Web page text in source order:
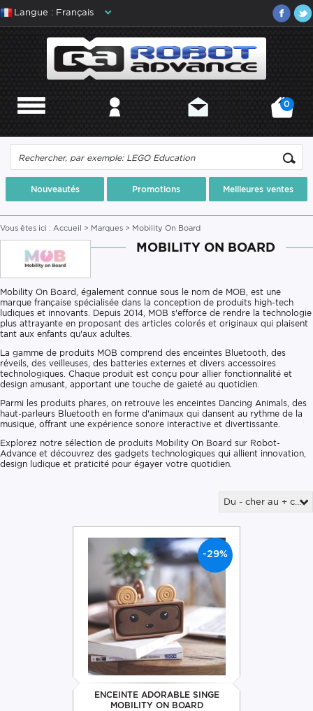
Langue : Français
0
Nouveautés Promotions Meilleures ventes
Vous êtes ici : Accueil > Marques > Mobility On Board
MOBILITY ON BOARD
Mobility On Board, également connue sous le nom de MOB, est une
marque française spécialisée dans la conception de produits high-tech
ludiques et innovants. Depuis 2014, MOB s'efforce de rendre la technologie
plus attrayante en proposant des articles colorés et originaux qui plaisent
tant aux enfants qu'aux adultes.
La gamme de produits MOB comprend des enceintes Bluetooth, des
réveils, des veilleuses, des batteries externes et divers accessoires
technologiques. Chaque produit est conçu pour allier fonctionnalité et
design amusant, apportant une touche de gaieté au quotidien.
Parmi les produits phares, on retrouve les enceintes Dancing Animals, des
haut-parleurs Bluetooth en forme d'animaux qui dansent au rythme de la
musique, offrant une expérience sonore interactive et divertissante.
Explorez notre sélection de produits Mobility On Board sur Robot-
Advance et découvrez des gadgets technologiques qui allient innovation,
design ludique et praticité pour égayer votre quotidien.
Du - cher au + cher
-29%
ENCEINTE ADORABLE SINGE
MOBILITY ON BOARD